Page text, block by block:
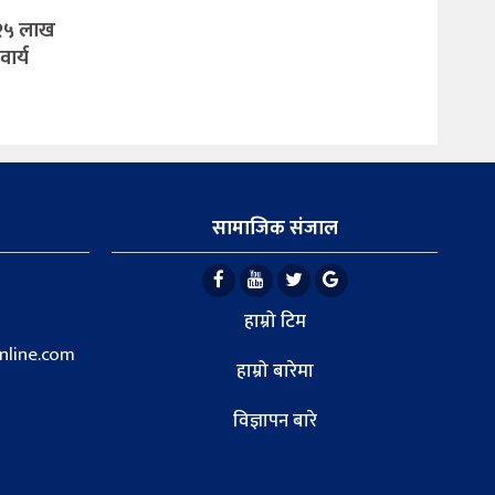
लाख
सामाजिक संजाल
हाम्रो टिम
हाम्रो बारेमा
विज्ञापन बारे